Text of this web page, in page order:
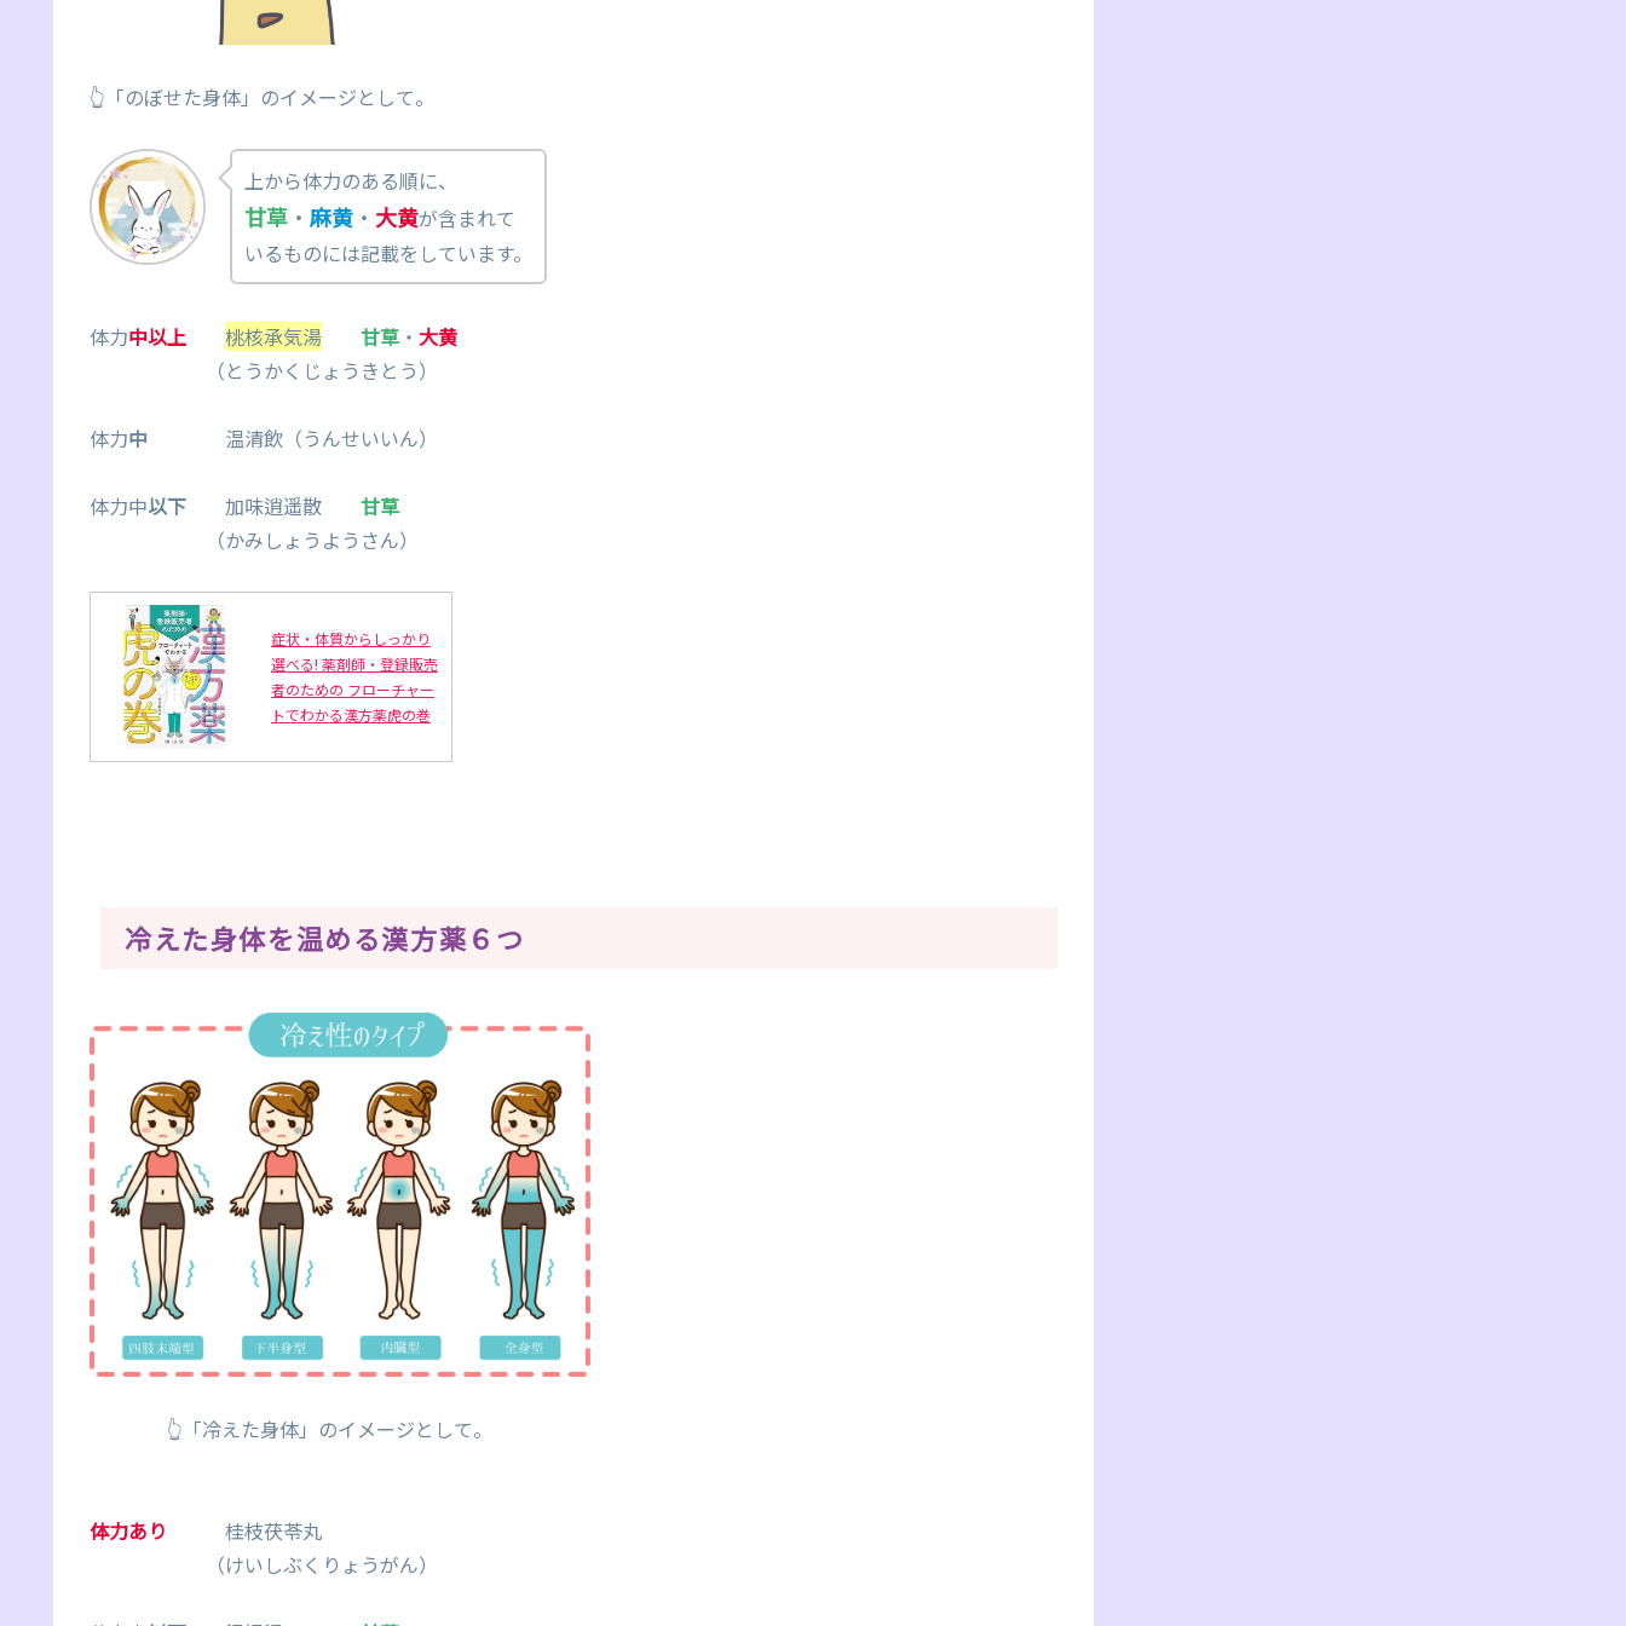
👆「のぼせた身体」のイメージとして。
上から体力のある順に、
甘草 ・ 麻黄 ・ 大黄が含まれて
いるものには記載をしています。
体力中以上 桃核承気湯 甘草・ 大黄
（とうかくじょうきとう）
体力中 温清飲（うんせいいん）
体力中以下 加味逍遥散 甘草
（かみしょうようさん）
症状・体質からしっかり
選べる! 薬剤師・登録販売
者のための フローチャー
トでわかる漢方薬虎の巻
冷えた身体を温める漢方薬６つ
👆「冷えた身体」のイメージとして。
体力あり 桂枝茯苓丸
（けいしぶくりょうがん）